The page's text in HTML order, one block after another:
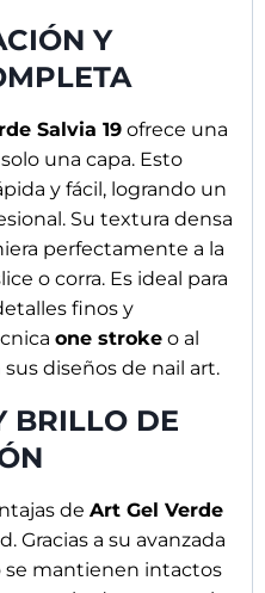
Y
Salvia 19 ofrece una
una capa. Esto
y fácil, logrando un
Su textura densa
perfectamente a la
o corra. Es ideal para
finos y
one stroke o al
diseños de nail art.
BRILLO DE
de Art Gel Verde
Gracias a su avanzada
se mantienen intactos